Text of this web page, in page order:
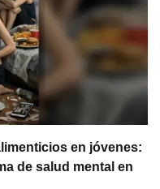
en jóvenes:
de salud mental en